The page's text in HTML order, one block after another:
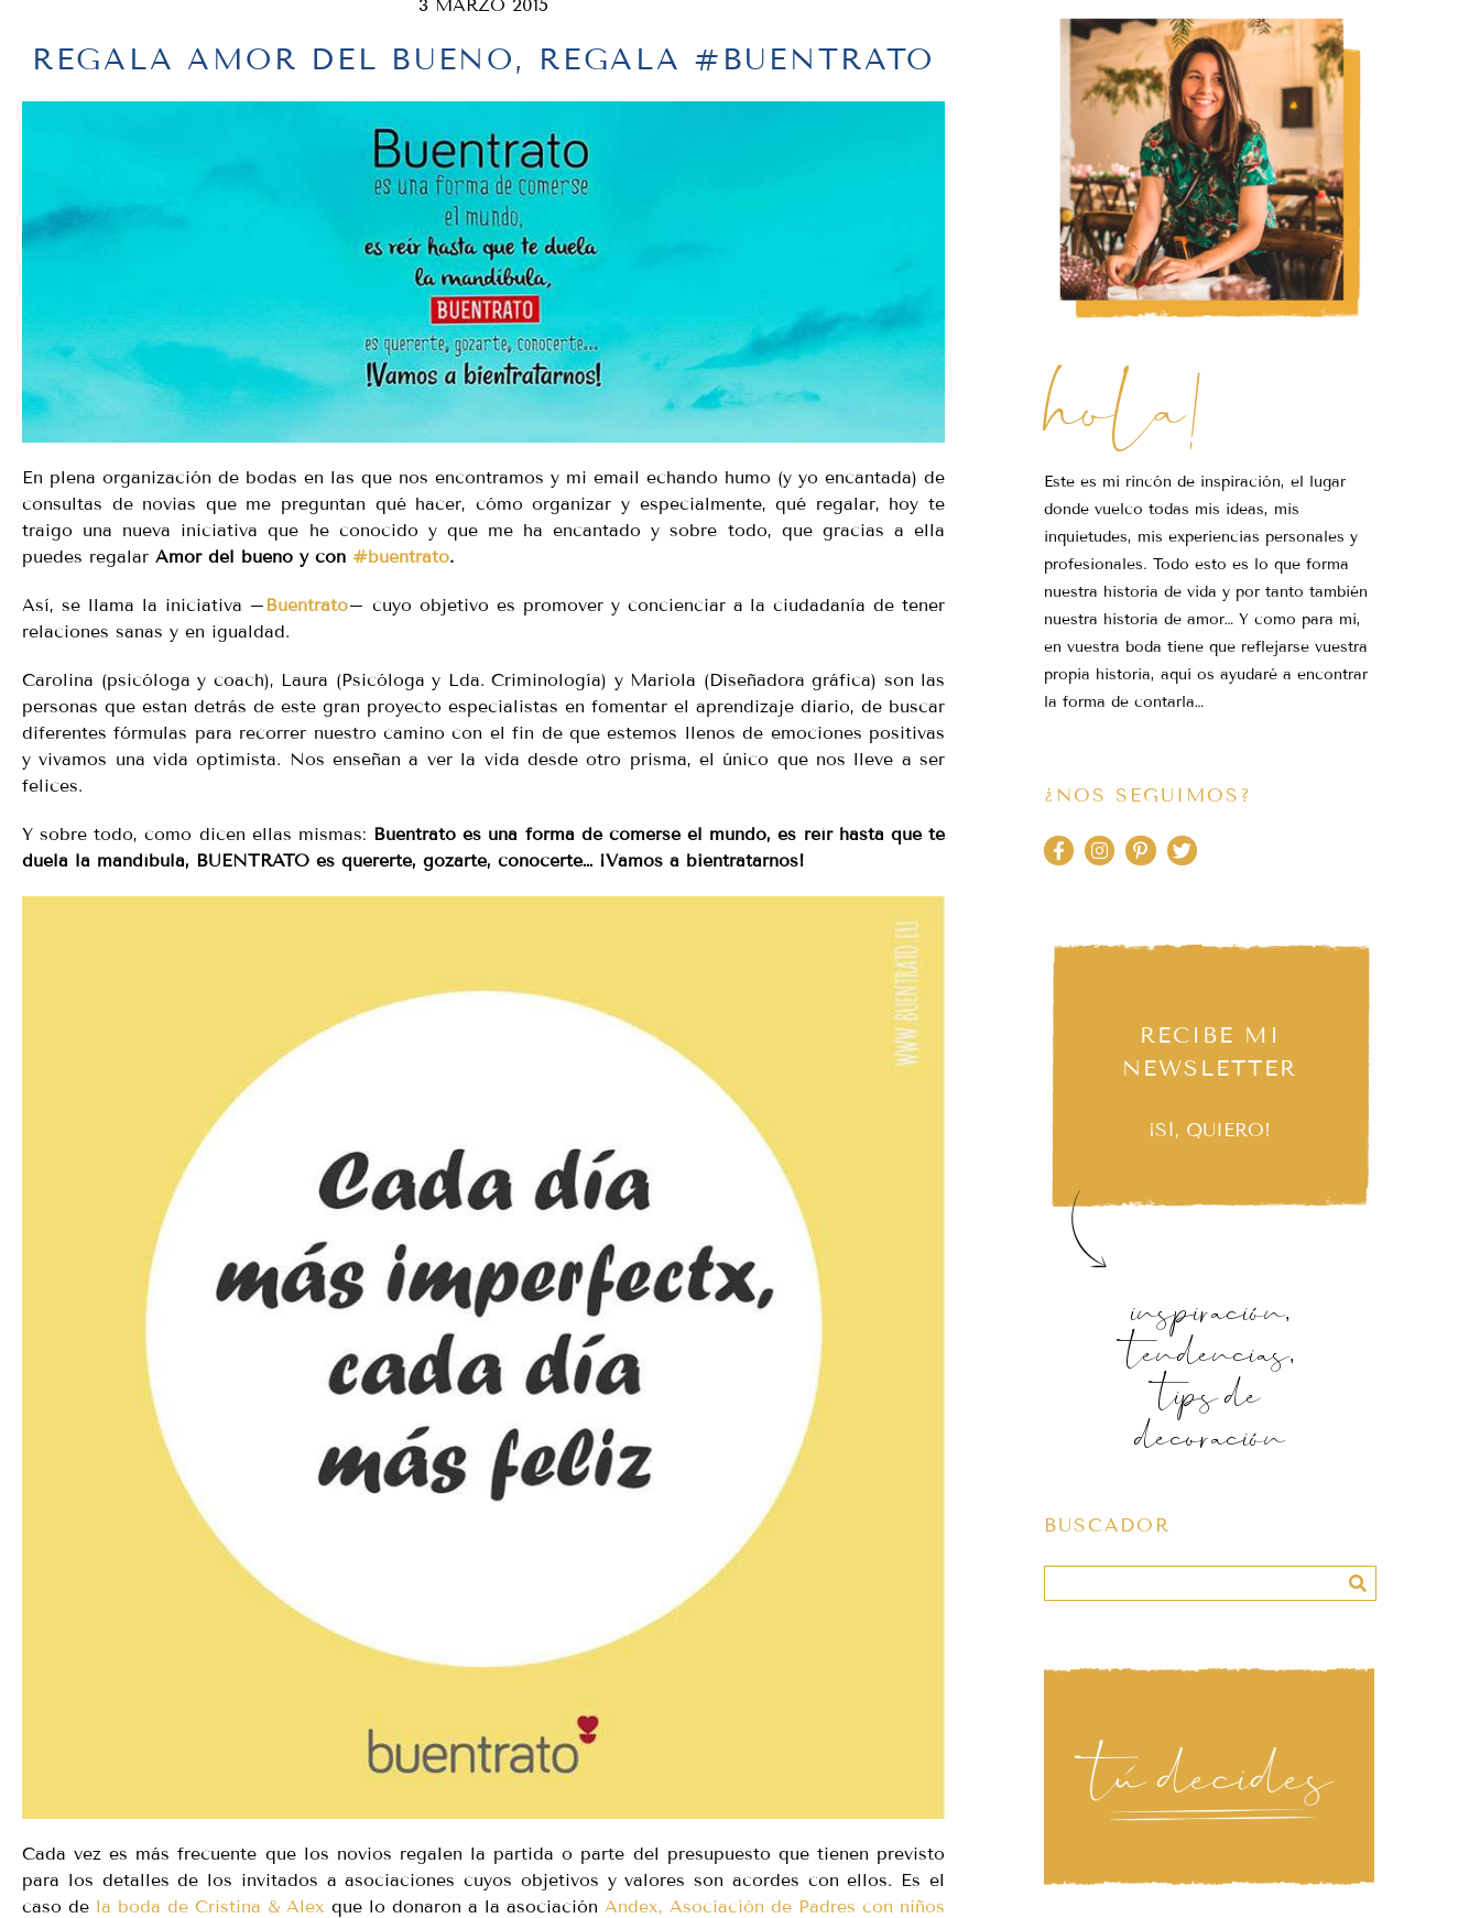
3 MARZO 2015
REGALA AMOR DEL BUENO, REGALA #BUENTRATO
En plena organización de bodas en las que nos encontramos y mi email echando humo (y yo encantada) de
consultas de novias que me preguntan qué hacer, cómo organizar y especialmente, qué regalar, hoy te
traigo una nueva iniciativa que he conocido y que me ha encantado y sobre todo, que gracias a ella
puedes regalar Amor del bueno y con #buentrato.
Así, se llama la iniciativa – Buentrato– cuyo objetivo es promover y concienciar a la ciudadanía de tener
relaciones sanas y en igualdad.
Carolina (psicóloga y coach), Laura (Psicóloga y Lda. Criminología) y Mariola (Diseñadora gráfica) son las
personas que estan detrás de este gran proyecto especialistas en fomentar el aprendizaje diario, de buscar
diferentes fórmulas para recorrer nuestro camino con el fin de que estemos llenos de emociones positivas
y vivamos una vida optimista. Nos enseñan a ver la vida desde otro prisma, el único que nos lleve a ser
felices.
Y sobre todo, como dicen ellas mismas: Buentrato es una forma de comerse el mundo, es reír hasta que te
duela la mandíbula, BUENTRATO es quererte, gozarte, conocerte… ¡Vamos a bientratarnos!
Cada vez es más frecuente que los novios regalen la partida o parte del presupuesto que tienen previsto
para los detalles de los invitados a asociaciones cuyos objetivos y valores son acordes con ellos. Es el
caso de la boda de Cristina & Alex que lo donaron a la asociación Andex, Asociación de Padres con niños
hola!
Este es mi rincón de inspiración, el lugar
donde vuelco todas mis ideas, mis
inquietudes, mis experiencias personales y
profesionales. Todo esto es lo que forma
nuestra historia de vida y por tanto también
nuestra historia de amor… Y como para mi,
en vuestra boda tiene que reflejarse vuestra
propia historia, aquí os ayudaré a encontrar
la forma de contarla…
¿NOS SEGUIMOS?
RECIBE MI
NEWSLETTER
¡SÍ, QUIERO!
inspiración,
tendencias,
tips de
decoración
BUSCADOR